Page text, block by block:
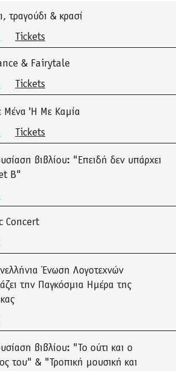
τραγούδι & κρασί
Tickets
& Fairytale
Tickets
Μένα 'Η Με Καμία
Tickets
βιβλίου: "Επειδή δεν υπάρχει
B"
Concert
Ένωση Λογοτεχνών
την Παγκόσμια Ημέρα της
βιβλίου: "Το ούτι και ο
του" & "Τροπική μουσική και